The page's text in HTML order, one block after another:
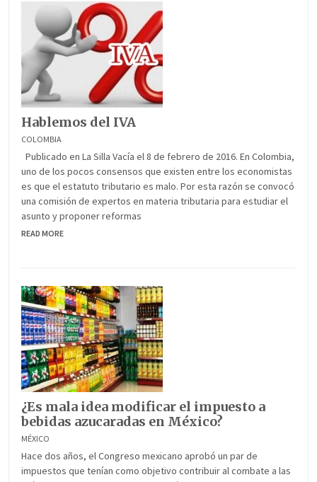
Hablemos del IVA
COLOMBIA
Publicado en La Silla Vacía el 8 de febrero de 2016. En Colombia,
uno de los pocos consensos que existen entre los economistas
es que el estatuto tributario es malo. Por esta razón se convocó
una comisión de expertos en materia tributaria para estudiar el
asunto y proponer reformas
READ MORE
¿Es mala idea modificar el impuesto a
bebidas azucaradas en México?
MÉXICO
Hace dos años, el Congreso mexicano aprobó un par de
impuestos que tenían como objetivo contribuir al combate a las